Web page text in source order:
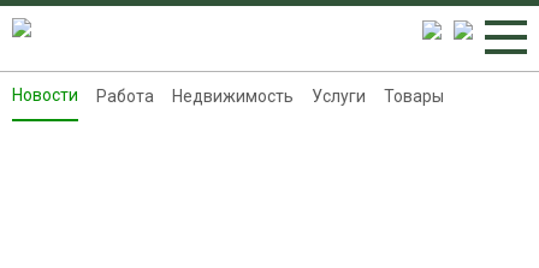
Новости
Новости Работа Недвижимость Услуги Товары